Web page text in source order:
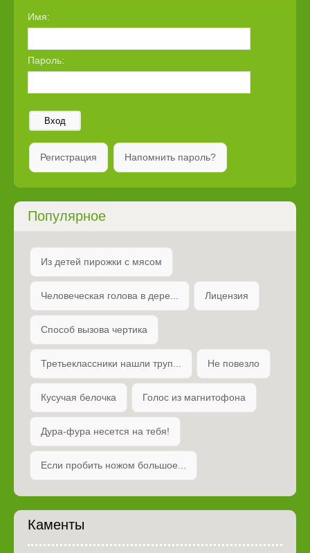
Имя:
Пароль:
Вход
Регистрация Напомнить пароль?
Популярное
Из детей пирожки с мясом
Человеческая голова в дере... Лицензия
Способ вызова чертика
Третьеклассники нашли труп... Не повезло
Кусучая белочка Голос из магнитофона
Дура-фура несется на тебя!
Если пробить ножом большое...
Каменты